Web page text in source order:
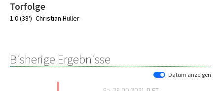
Torfolge
1:0 (38') Christian Hüller
Bisherige Ergebnisse
Datum anzeigen